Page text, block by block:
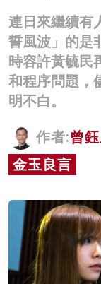
商業
科技
影片
灼見活動
連日來繼續有
誓風波」的是
時容許黃毓民
和程序問題，
明不白。
作者:曾
金玉良言